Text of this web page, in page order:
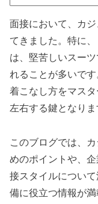
面接において、カ
てきました。特に
は、堅苦しいスー
れることが多いで
着こなし方をマス
左右する鍵となりま
このブログでは、
めのポイントや、
接スタイルについ
備に役立つ情報が